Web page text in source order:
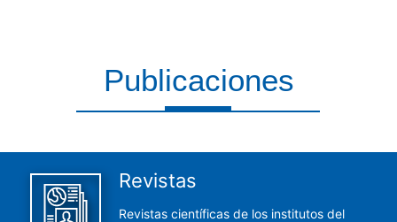
Publicaciones
Revistas
Revistas científicas de los institutos del